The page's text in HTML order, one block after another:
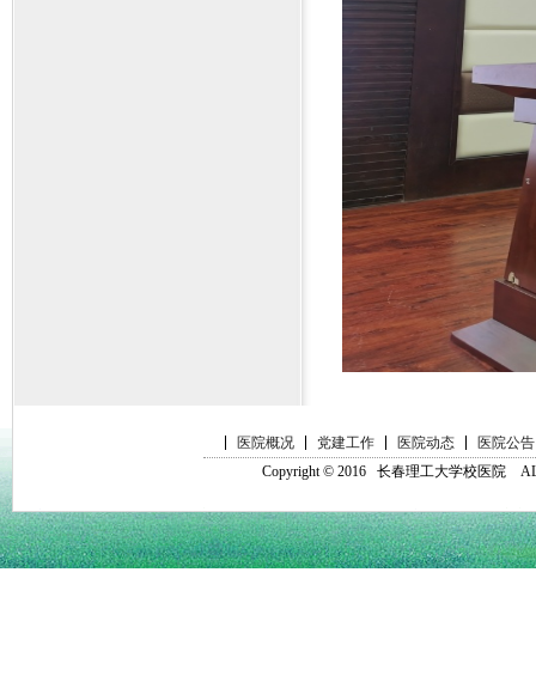
医院概况 党建工作 医院动态
医院公告
Copyright © 2016 长春理工大学校医院